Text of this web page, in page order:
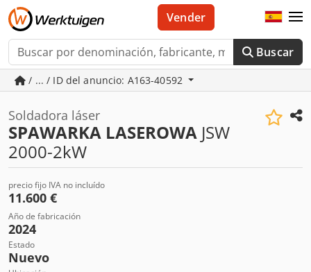
Buscar
Vender
/ ... / ID del anuncio: A163-40592
Soldadora láser
SPAWARKA LASEROWA JSW
2000-2kW
precio fijo IVA no incluído
11.600 €
Año de fabricación
2024
Estado
Nuevo